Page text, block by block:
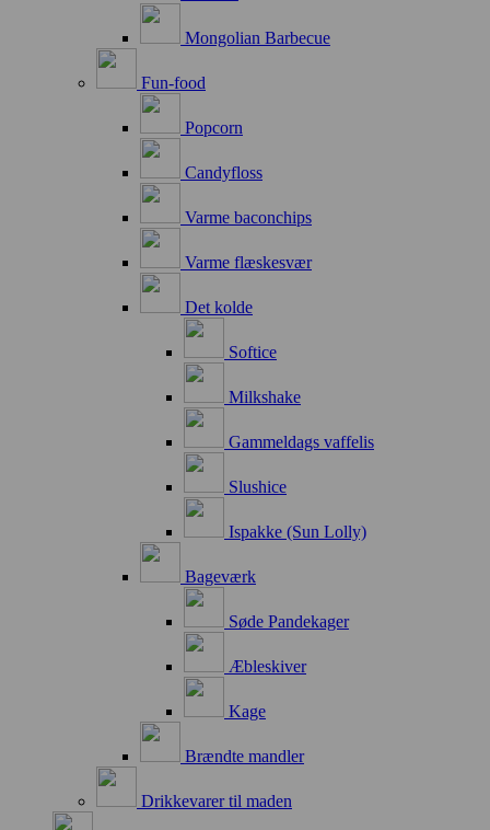
Mongolian Barbecue
Fun-food
Popcorn
Candyfloss
Varme baconchips
Varme flæskesvær
Det kolde
Softice
Milkshake
Gammeldags vaffelis
Slushice
Ispakke (Sun Lolly)
Bageværk
Søde Pandekager
Æbleskiver
Kage
Brændte mandler
Drikkevarer til maden